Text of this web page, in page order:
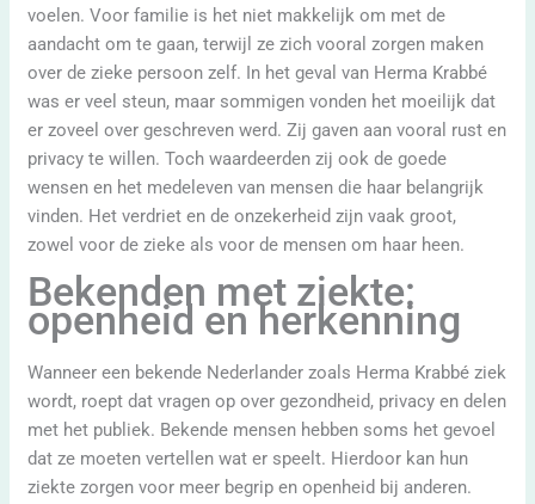
voelen. Voor familie is het niet makkelijk om met de
aandacht om te gaan, terwijl ze zich vooral zorgen maken
over de zieke persoon zelf. In het geval van Herma Krabbé
was er veel steun, maar sommigen vonden het moeilijk dat
er zoveel over geschreven werd. Zij gaven aan vooral rust en
privacy te willen. Toch waardeerden zij ook de goede
wensen en het medeleven van mensen die haar belangrijk
vinden. Het verdriet en de onzekerheid zijn vaak groot,
zowel voor de zieke als voor de mensen om haar heen.
Bekenden met ziekte:
openheid en herkenning
Wanneer een bekende Nederlander zoals Herma Krabbé ziek
wordt, roept dat vragen op over gezondheid, privacy en delen
met het publiek. Bekende mensen hebben soms het gevoel
dat ze moeten vertellen wat er speelt. Hierdoor kan hun
ziekte zorgen voor meer begrip en openheid bij anderen.